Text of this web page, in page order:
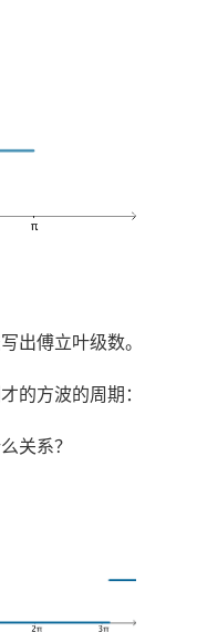
出傅立叶级数。
的方波的周期：